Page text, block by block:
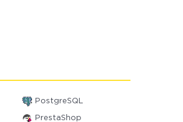
PostgreSQL
PrestaShop